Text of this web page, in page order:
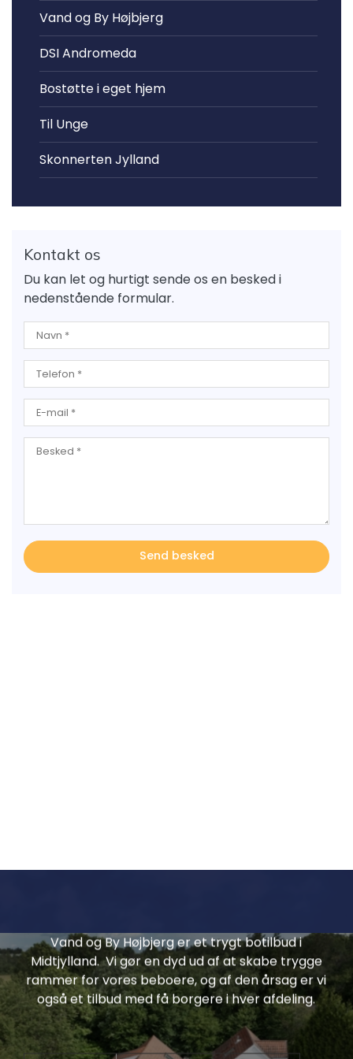
Vand og By Højbjerg
DSI Andromeda
Bostøtte i eget hjem
Til Unge
Skonnerten Jylland
Kontakt os
Du kan let og hurtigt sende os en besked i
nedenstående formular.
Vand og By Højbjerg er et trygt botilbud i
Midtjylland. Vi gør en dyd ud af at skabe trygge
rammer for vores beboere, og af den årsag er vi
også et tilbud med få borgere i hver afdeling.